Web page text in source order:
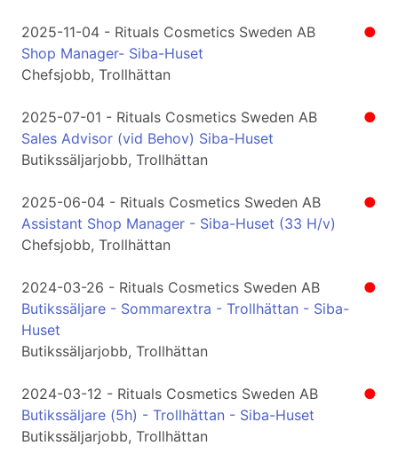
●
2025-11-04 - Rituals Cosmetics Sweden AB
Shop Manager- Siba-Huset
Chefsjobb, Trollhättan
●
2025-07-01 - Rituals Cosmetics Sweden AB
Sales Advisor (vid Behov) Siba-Huset
Butikssäljarjobb, Trollhättan
●
2025-06-04 - Rituals Cosmetics Sweden AB
Assistant Shop Manager - Siba-Huset (33 H/v)
Chefsjobb, Trollhättan
●
2024-03-26 - Rituals Cosmetics Sweden AB
Butikssäljare - Sommarextra - Trollhättan - Siba-
Huset
Butikssäljarjobb, Trollhättan
●
2024-03-12 - Rituals Cosmetics Sweden AB
Butikssäljare (5h) - Trollhättan - Siba-Huset
Butikssäljarjobb, Trollhättan